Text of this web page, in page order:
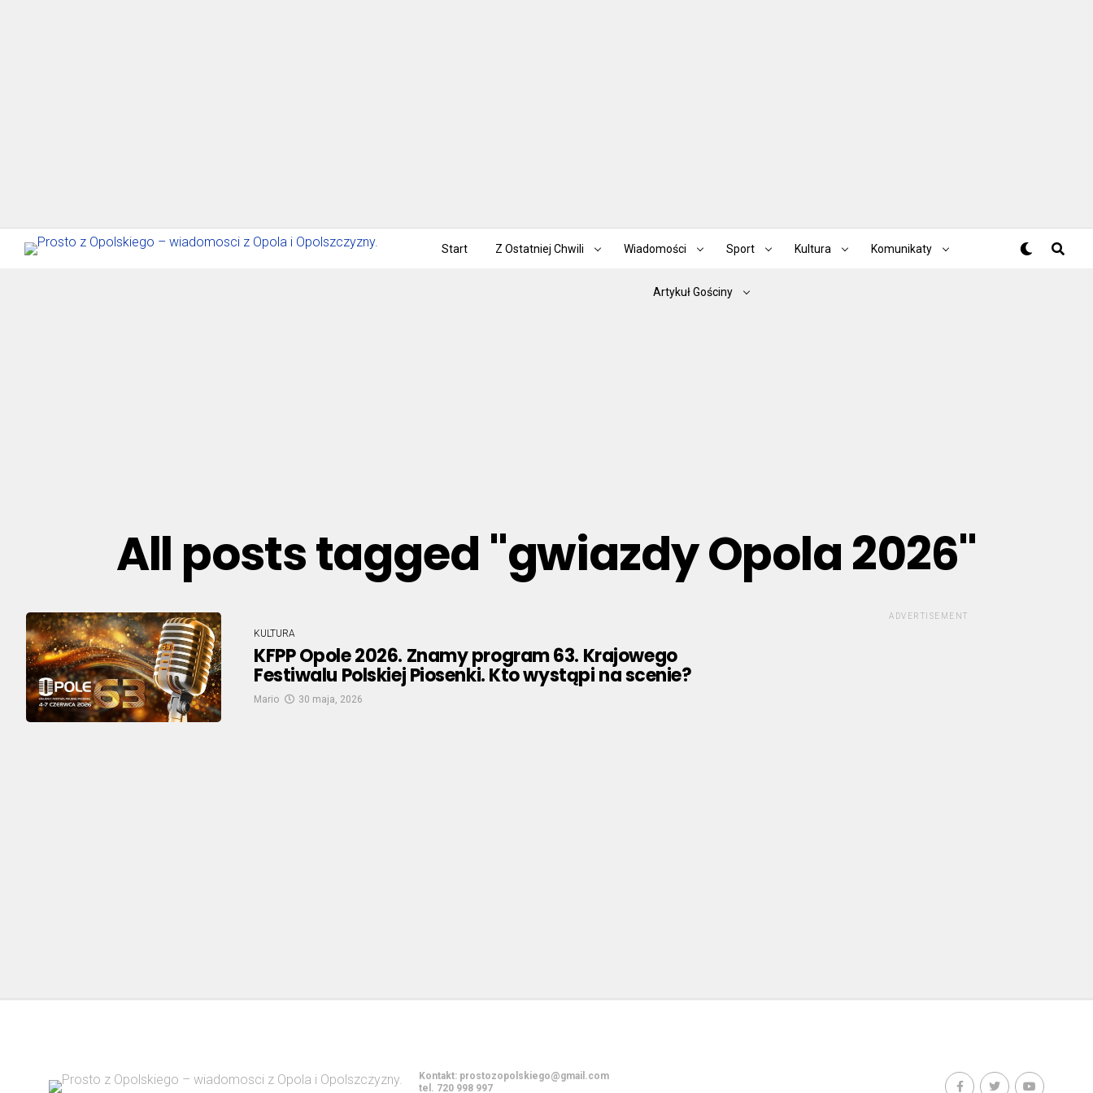
Start Z Ostatniej Chwili Wiadomości Sport Kultura Komunikaty
Artykuł Gościny
All posts tagged "gwiazdy Opola 2026"
KULTURA
KFPP Opole 2026. Znamy program 63. Krajowego
Festiwalu Polskiej Piosenki. Kto wystąpi na scenie?
Mario 30 maja, 2026
ADVERTISEMENT
Kontakt: prostozopolskiego@gmail.com
tel. 720 998 997